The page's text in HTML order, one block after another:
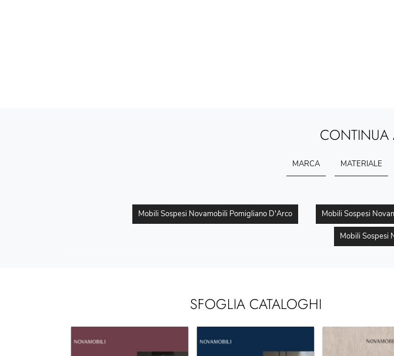
CONTINUA
MARCA MATERIALE
Mobili Sospesi Novamobili Pomigliano D'Arco Mobili Sospesi
Mobili Sospesi
SFOGLIA CATALOGHI